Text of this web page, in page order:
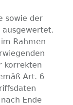
sowie der
ausgewertet.
Rahmen
korrekten
Art. 6
Ende